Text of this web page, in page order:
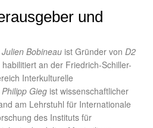
und
Julien Bobineau ist Gründer von D2
an der Friedrich-Schiller-
Interkulturelle
Philipp Gieg ist wissenschaftlicher
am Lehrstuhl für Internationale
des Instituts für